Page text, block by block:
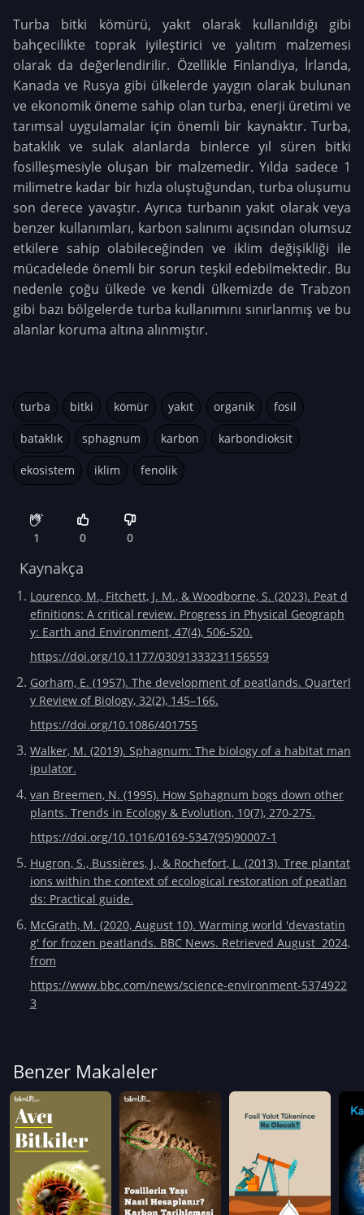
Turba bitki kömürü, yakıt olarak kullanıldığı gibi
bahçecilikte toprak iyileştirici ve yalıtım malzemesi
olarak da değerlendirilir. Özellikle Finlandiya, İrlanda,
Kanada ve Rusya gibi ülkelerde yaygın olarak bulunan
ve ekonomik öneme sahip olan turba, enerji üretimi ve
tarımsal uygulamalar için önemli bir kaynaktır. Turba,
bataklık ve sulak alanlarda binlerce yıl süren bitki
fosilleşmesiyle oluşan bir malzemedir. Yılda sadece 1
milimetre kadar bir hızla oluştuğundan, turba oluşumu
son derece yavaştır. Ayrıca turbanın yakıt olarak veya
benzer kullanımları, karbon salınımı açısından olumsuz
etkilere sahip olabileceğinden ve iklim değişikliği ile
mücadelede önemli bir sorun teşkil edebilmektedir. Bu
nedenle çoğu ülkede ve kendi ülkemizde de Trabzon
gibi bazı bölgelerde turba kullanımını sınırlanmış ve bu
alanlar koruma altına alınmıştır.
turba bitki kömür yakıt organik fosil
bataklık sphagnum karbon karbondioksit
ekosistem iklim fenolik
1 0 0
Kaynakça
Lourenco, M., Fitchett, J. M., & Woodborne, S. (2023). Peat d
efinitions: A critical review. Progress in Physical Geograph
y: Earth and Environment, 47(4), 506-520.
https://doi.org/10.1177/03091333231156559
Gorham, E. (1957). The development of peatlands. Quarterl
y Review of Biology, 32(2), 145–166.
https://doi.org/10.1086/401755
Walker, M. (2019). Sphagnum: The biology of a habitat man
ipulator.
van Breemen, N. (1995). How Sphagnum bogs down other
plants. Trends in Ecology & Evolution, 10(7), 270-275.
https://doi.org/10.1016/0169-5347(95)90007-1
Hugron, S., Bussières, J., & Rochefort, L. (2013). Tree plantat
ions within the context of ecological restoration of peatlan
ds: Practical guide.
McGrath, M. (2020, August 10). Warming world 'devastatin
g' for frozen peatlands. BBC News. Retrieved August 2024,
from
https://www.bbc.com/news/science-environment-5374922
3
Benzer Makaleler